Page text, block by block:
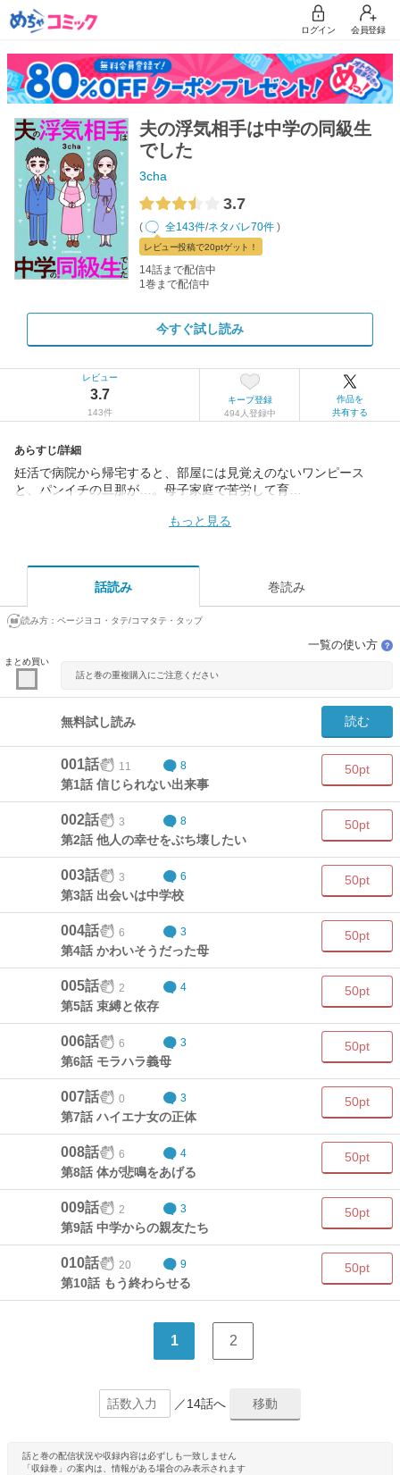
ログイン 会員登録
夫の浮気相手は中学の同級生
でした
3cha
3.7
( 全143件/ネタバレ70件 )
レビュー投稿で20ptゲット！
14話まで配信中
1巻まで配信中
今すぐ試し読み
レビュー
3.7
143件
キープ登録
494人登録中
作品を
共有する
あらすじ/詳細
妊活で病院から帰宅すると、部屋には見覚えのないワンピース
と、パンイチの旦那が…。母子家庭で苦労して育…
もっと見る
話読み 巻読み
読み方： ページヨコ・タテ/コマタテ・タップ
まとめ買い
一覧の使い方 ？
話と巻の重複購入にご注意ください
無料試し読み 読む
001話 11 8
第1話 信じられない出来事
50pt
002話 3 8
第2話 他人の幸せをぶち壊したい
50pt
003話 3 6
第3話 出会いは中学校
50pt
004話 6 3
第4話 かわいそうだった母
50pt
005話 2 4
第5話 束縛と依存
50pt
006話 6 3
第6話 モラハラ義母
50pt
007話 0 3
第7話 ハイエナ女の正体
50pt
008話 6 4
第8話 体が悲鳴をあげる
50pt
009話 2 3
第9話 中学からの親友たち
50pt
010話 20 9
第10話 もう終わらせる
50pt
1 2
／14話へ
話と巻の配信状況や収録内容は必ずしも一致しません
「収録巻」の案内は、情報がある場合のみ表示されます